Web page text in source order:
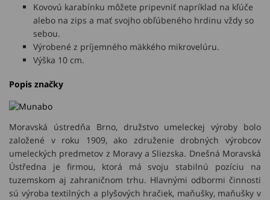
Kovovú karabínku môžete pripevniť napríklad na kľúče
alebo na zips a mať svojho obľúbeného hrdinu vždy so
sebou.
Výrobené z príjemného mäkkého mikrovelúru.
Výška 10 cm.
Popis značky
Moravská ústredňa Brno, družstvo umeleckej výroby bolo
založené v roku 1909, ako združenie drobných výrobcov
umeleckých predmetov z Moravy a Sliezska. Dnešná Moravská
Ústředna je firmou, ktorá má svoju stabilnú pozíciu na
tuzemskom aj zahraničnom trhu. Hlavnými odbormi činnosti
sú výroba textilných a plyšových hračiek, maňušky, maňušky v